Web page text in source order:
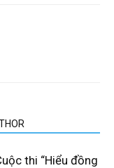
thi “Hiểu đồng